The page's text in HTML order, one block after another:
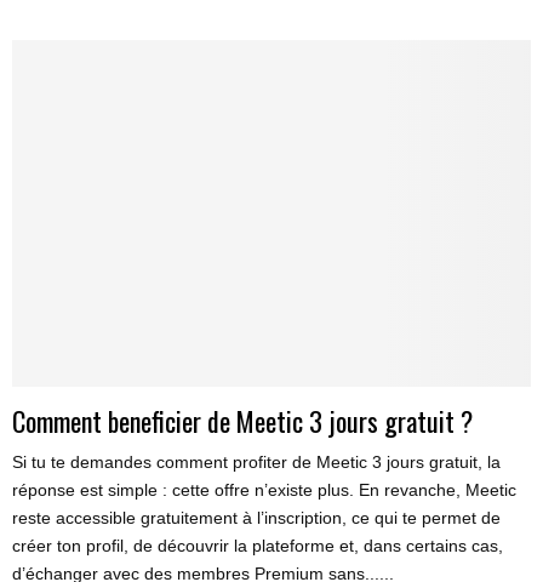
Comment beneficier de Meetic 3 jours gratuit ?
Si tu te demandes comment profiter de Meetic 3 jours gratuit, la
réponse est simple : cette offre n’existe plus. En revanche, Meetic
reste accessible gratuitement à l’inscription, ce qui te permet de
créer ton profil, de découvrir la plateforme et, dans certains cas,
d’échanger avec des membres Premium sans......